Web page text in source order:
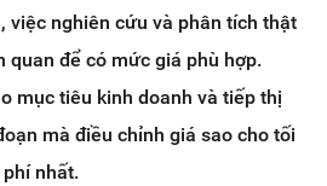
việc nghiên cứu và phân tích thật
quan để có mức giá phù hợp.
mục tiêu kinh doanh và tiếp thị
mà điều chỉnh giá sao cho tối
nhất.